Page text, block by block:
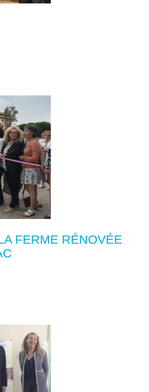
FERME RÉNOVÉE